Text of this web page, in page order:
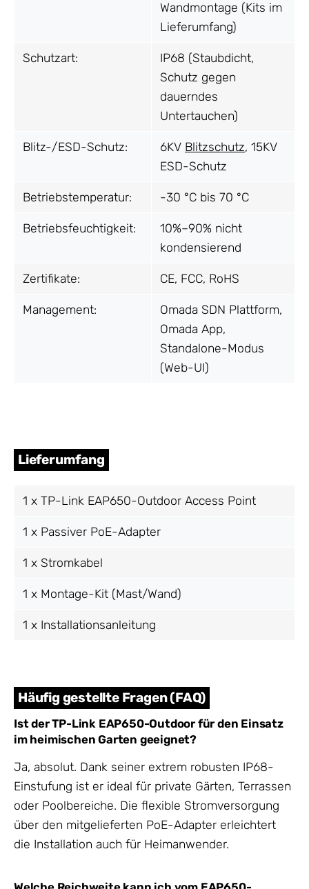
Wandmontage (Kits im
Lieferumfang)
Schutzart:
IP68 (Staubdicht,
Schutz gegen
dauerndes
Untertauchen)
Blitz-/ESD-Schutz: 6KV Blitzschutz, 15KV
ESD-Schutz
Betriebstemperatur: -30 °C bis 70 °C
Betriebsfeuchtigkeit:
10%–90% nicht
kondensierend
Zertifikate: CE, FCC, RoHS
Management:
Omada SDN Plattform,
Omada App,
Standalone-Modus
(Web-UI)
Lieferumfang
1 x TP-Link EAP650-Outdoor Access Point
1 x Passiver PoE-Adapter
1 x Stromkabel
1 x Montage-Kit (Mast/Wand)
1 x Installationsanleitung
Häufig gestellte Fragen (FAQ)
Ist der TP-Link EAP650-Outdoor für den Einsatz
im heimischen Garten geeignet?
Ja, absolut. Dank seiner extrem robusten IP68-
Einstufung ist er ideal für private Gärten, Terrassen
oder Poolbereiche. Die flexible Stromversorgung
über den mitgelieferten PoE-Adapter erleichtert
die Installation auch für Heimanwender.